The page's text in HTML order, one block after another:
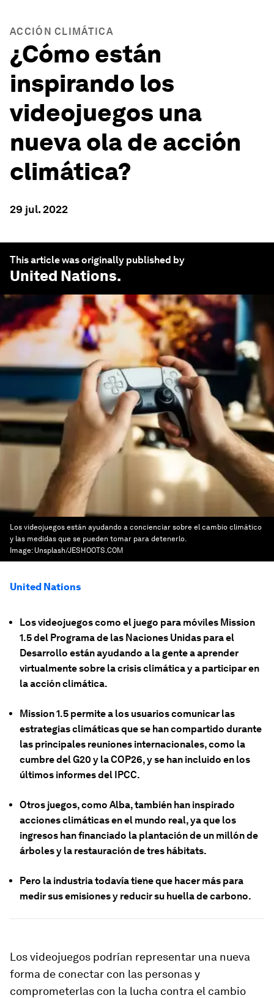
ACCIÓN CLIMÁTICA
¿Cómo están
inspirando los
videojuegos una
nueva ola de acción
climática?
29 jul. 2022
This article was originally published by
United Nations.
Los videojuegos están ayudando a concienciar sobre el cambio climático
y las medidas que se pueden tomar para detenerlo.
Image: Unsplash/JESHOOTS.COM
United Nations
Los videojuegos como el juego para móviles Mission
1.5 del Programa de las Naciones Unidas para el
Desarrollo están ayudando a la gente a aprender
virtualmente sobre la crisis climática y a participar en
la acción climática.
Mission 1.5 permite a los usuarios comunicar las
estrategias climáticas que se han compartido durante
las principales reuniones internacionales, como la
cumbre del G20 y la COP26, y se han incluido en los
últimos informes del IPCC.
Otros juegos, como Alba, también han inspirado
acciones climáticas en el mundo real, ya que los
ingresos han financiado la plantación de un millón de
árboles y la restauración de tres hábitats.
Pero la industria todavía tiene que hacer más para
medir sus emisiones y reducir su huella de carbono.
Los videojuegos podrían representar una nueva
forma de conectar con las personas y
comprometerlas con la lucha contra el cambio